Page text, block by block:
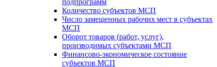
подпрограмм
Количество субъектов МСП
Число замещенных рабочих мест в субъектах
МСП
Оборот товаров (работ, услуг),
производимых субъектами МСП
Финансово-экономическое состояние
субъектов МСП